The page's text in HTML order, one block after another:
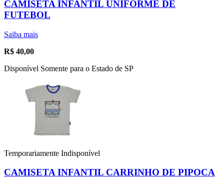
CAMISETA INFANTIL UNIFORME DE
FUTEBOL
Saiba mais
R$ 40,00
Disponível Somente para o Estado de SP
Temporariamente Indisponível
CAMISETA INFANTIL CARRINHO DE PIPOCA